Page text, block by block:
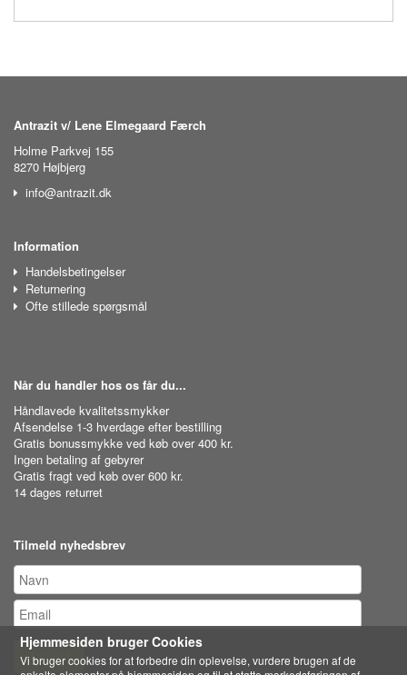
Antrazit v/ Lene Elmegaard Færch
Holme Parkvej 155
8270 Højbjerg
info@antrazit.dk
Information
Handelsbetingelser
Returnering
Ofte stillede spørgsmål
Når du handler hos os får du...
Håndlavede kvalitetssmykker
Afsendelse 1-3 hverdage efter bestilling
Gratis bonussmykke ved køb over 400 kr.
Ingen betaling af gebyrer
Gratis fragt ved køb over 600 kr.
14 dages returret
Tilmeld nyhedsbrev
Tilmeld
Hjemmesiden bruger Cookies
Vi bruger cookies for at forbedre din oplevelse, vurdere brugen af de